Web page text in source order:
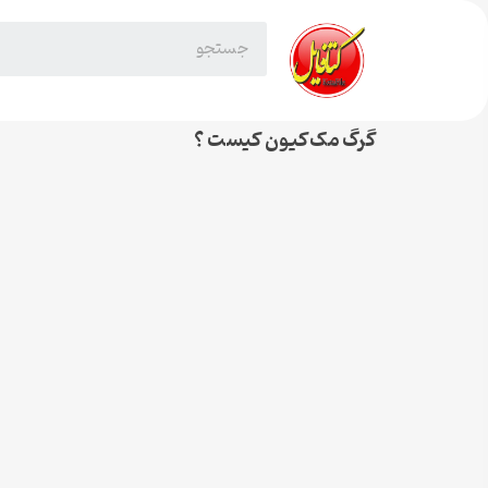
گرگ مک‌کیون کیست ؟